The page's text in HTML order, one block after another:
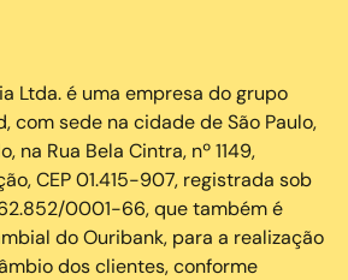
Ltda. é uma empresa do grupo
com sede na cidade de São Paulo,
na Rua Bela Cintra, nº 1149,
CEP 01.415-907, registrada sob
0001-66, que também é
do Ouribank, para a realização
dos clientes, conforme